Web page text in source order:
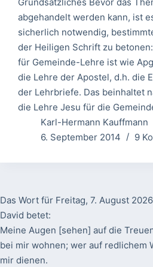
abgehandelt werden kann, ist
sicherlich notwendig,
der Heiligen Schrift zu
für Gemeinde-Lehre ist wie
die Lehre der Apostel, d.h. die
der Lehrbriefe. Das beinhaltet
die Lehre Jesu für die
Karl-Hermann Kauffmann
6. September 2014
9
Das Wort für Freitag, 7. August 2026
David betet:
Meine Augen [sehen] auf die
bei mir wohnen; wer auf redlichem
mir dienen.